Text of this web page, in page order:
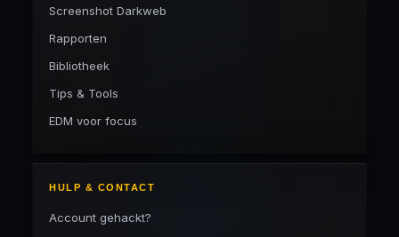
Screenshot Darkweb
Rapporten
Bibliotheek
Tips & Tools
EDM voor focus
HULP & CONTACT
Account gehackt?